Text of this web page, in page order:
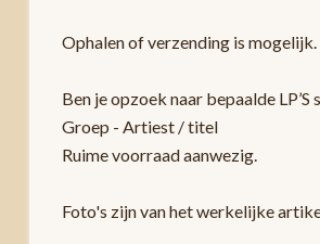
Ophalen of verzending is mogelijk.
Ben je opzoek naar bepaalde
Groep - Artiest / titel
Ruime voorraad aanwezig.
Foto's zijn van het werkelijke